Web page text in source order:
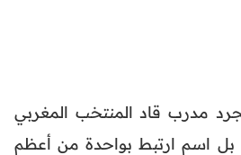
مدرب قاد المنتخب المغربي
بل اسم ارتبط بواحدة من أعظم